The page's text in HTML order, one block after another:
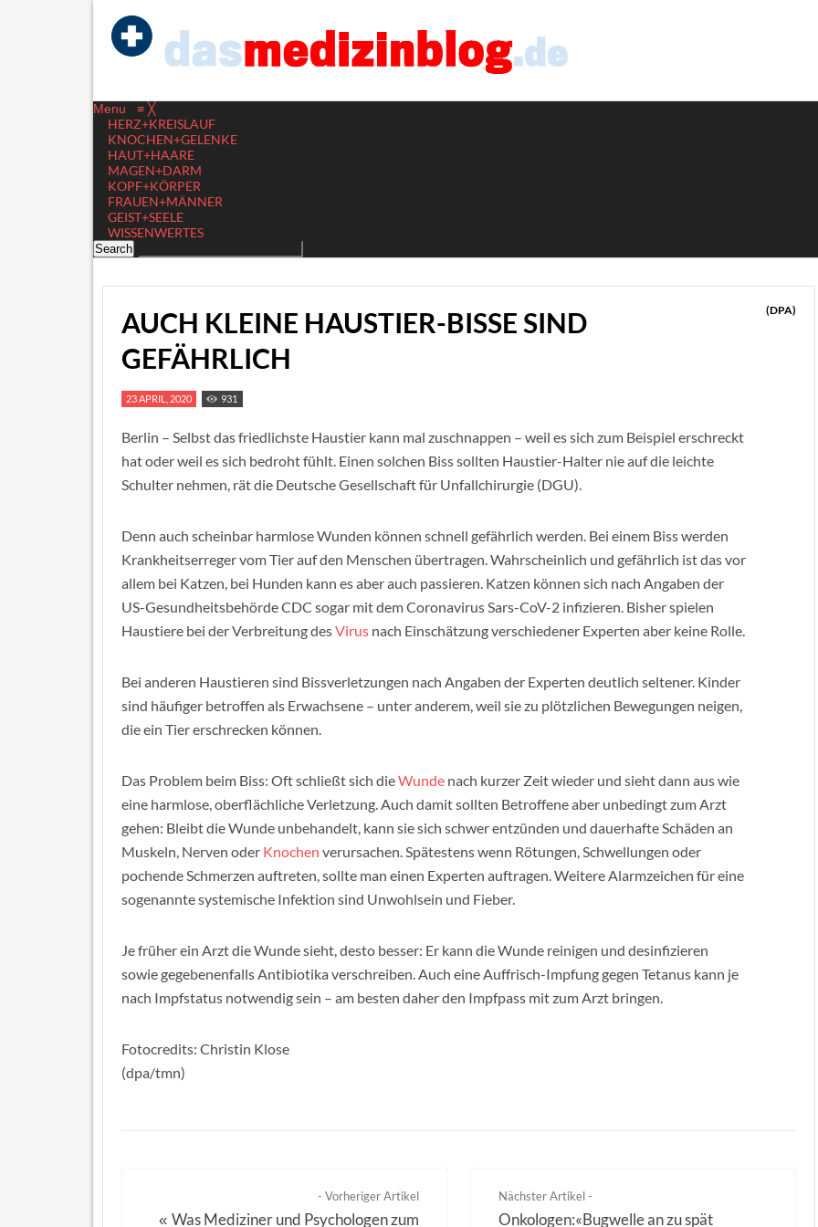
Menu ≡ ╳
HERZ+KREISLAUF
KNOCHEN+GELENKE
HAUT+HAARE
MAGEN+DARM
KOPF+KÖRPER
FRAUEN+MÄNNER
GEIST+SEELE
WISSENWERTES
AUCH KLEINE HAUSTIER-BISSE SIND
GEFÄHRLICH
(DPA)
23 APRIL, 2020 931
Berlin – Selbst das friedlichste Haustier kann mal zuschnappen – weil es sich zum Beispiel erschreckt
hat oder weil es sich bedroht fühlt. Einen solchen Biss sollten Haustier-Halter nie auf die leichte
Schulter nehmen, rät die Deutsche Gesellschaft für Unfallchirurgie (DGU).
Denn auch scheinbar harmlose Wunden können schnell gefährlich werden. Bei einem Biss werden
Krankheitserreger vom Tier auf den Menschen übertragen. Wahrscheinlich und gefährlich ist das vor
allem bei Katzen, bei Hunden kann es aber auch passieren. Katzen können sich nach Angaben der
US-Gesundheitsbehörde CDC sogar mit dem Coronavirus Sars-CoV-2 infizieren. Bisher spielen
Haustiere bei der Verbreitung desVirus nach Einschätzung verschiedener Experten aber keine Rolle.
Bei anderen Haustieren sind Bissverletzungen nach Angaben der Experten deutlich seltener. Kinder
sind häufiger betroffen als Erwachsene – unter anderem, weil sie zu plötzlichen Bewegungen neigen,
die ein Tier erschrecken können.
Das Problem beim Biss: Oft schließt sich dieWunde nach kurzer Zeit wieder und sieht dann aus wie
eine harmlose, oberflächliche Verletzung. Auch damit sollten Betroffene aber unbedingt zum Arzt
gehen: Bleibt die Wunde unbehandelt, kann sie sich schwer entzünden und dauerhafte Schäden an
Muskeln, Nerven oder Knochen verursachen. Spätestens wenn Rötungen, Schwellungen oder
pochende Schmerzen auftreten, sollte man einen Experten auftragen. Weitere Alarmzeichen für eine
sogenannte systemische Infektion sind Unwohlsein und Fieber.
Je früher ein Arzt die Wunde sieht, desto besser: Er kann die Wunde reinigen und desinfizieren
sowie gegebenenfalls Antibiotika verschreiben. Auch eine Auffrisch-Impfung gegen Tetanus kann je
nach Impfstatus notwendig sein – am besten daher den Impfpass mit zum Arzt bringen.
Fotocredits: Christin Klose
(dpa/tmn)
- Vorheriger Artikel
« Was Mediziner und Psychologen zum
Nächster Artikel -
Onkologen:«Bugwelle an zu spät